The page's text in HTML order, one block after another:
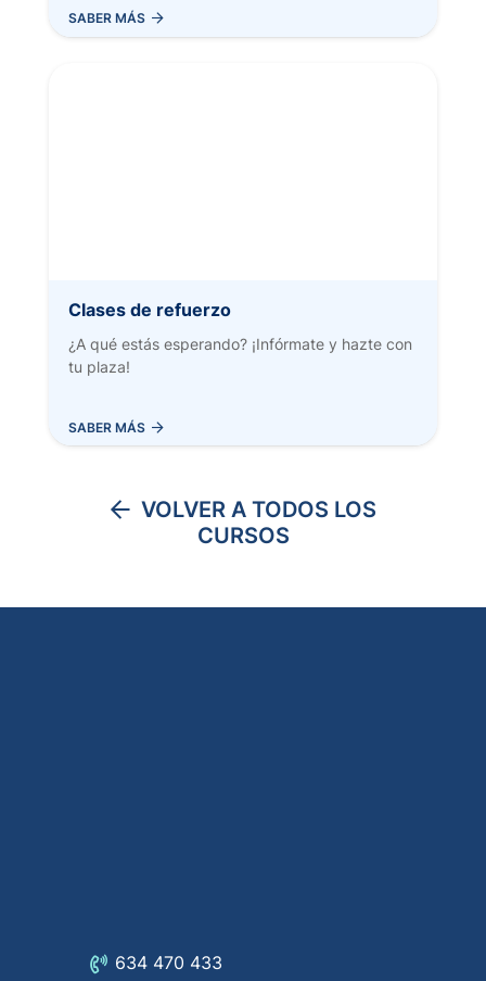
SABER MÁS
Clases de refuerzo
¿A qué estás esperando? ¡Infórmate y hazte con
tu plaza!
SABER MÁS
VOLVER A TODOS LOS
CURSOS
634 470 433